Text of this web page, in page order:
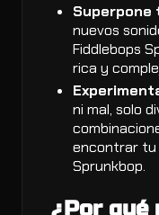
Superpone
nuevos
Fiddlebops
rica y
ni mal, solo
encontrar tu
Sprunkbop.
¿Por qué